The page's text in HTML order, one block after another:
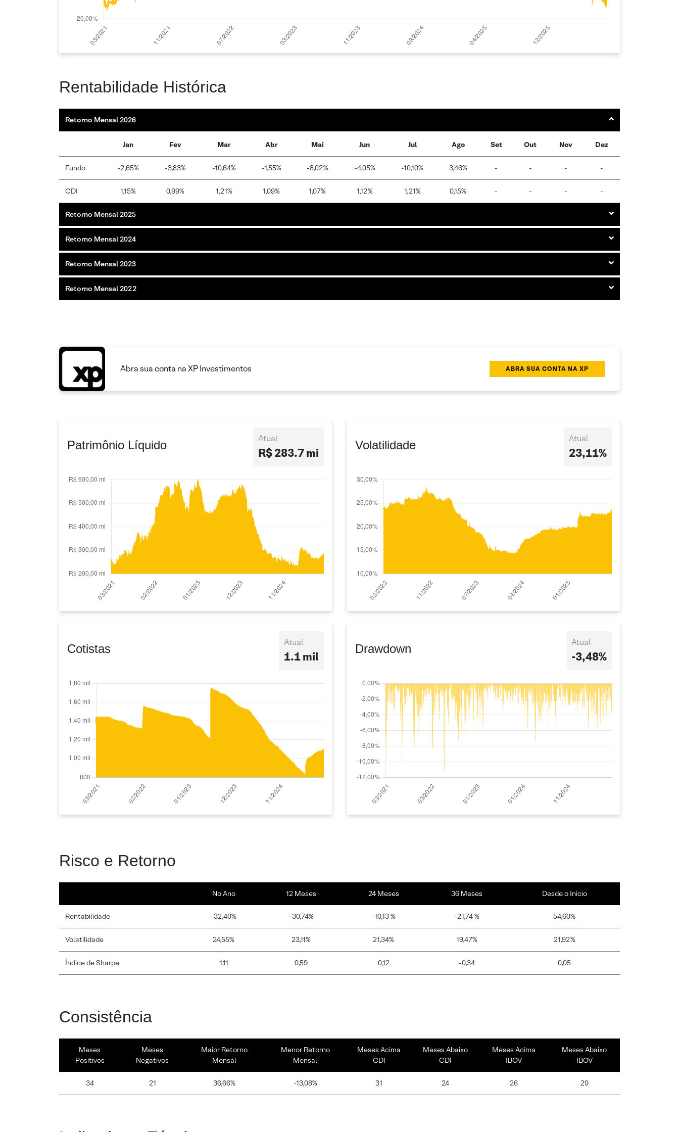
Rentabilidade Histórica
Retorno Mensal 2026
Jan Fev Mar Abr Mai Jun Jul Ago Set Out Nov Dez
Fundo -2,65% -3,83% -10,64% -1,55% -8,02% -4,05% -10,10% 3,46% - - - -
CDI 1,15% 0,99% 1,21% 1,09% 1,07% 1,12% 1,21% 0,15% - - - -
Retorno Mensal 2025
Retorno Mensal 2024
Retorno Mensal 2023
Retorno Mensal 2022
Abra sua conta na XP Investimentos ABRA SUA CONTA NA XP
Patrimônio Líquido Atual
R$ 283.7 mi
Volatilidade Atual
23,11%
Cotistas Atual
1.1 mil
Drawdown Atual
-3,48%
Risco e Retorno
No Ano 12 Meses 24 Meses 36 Meses Desde o Início
Rentabilidade -32,40% -30,74% -10,13 % -21,74 % 54,60%
Volatilidade 24,55% 23,11% 21,34% 19,47% 21,92%
Índice de Sharpe 1,11 0,59 0,12 -0,34 0,05
Consistência
Meses
Positivos
Meses
Negativos
Maior Retorno
Mensal
Menor Retorno
Mensal
Meses Acima
CDI
Meses Abaixo
CDI
Meses Acima
IBOV
Meses Abaixo
IBOV
34 21 36,66% -13,08% 31 24 26 29